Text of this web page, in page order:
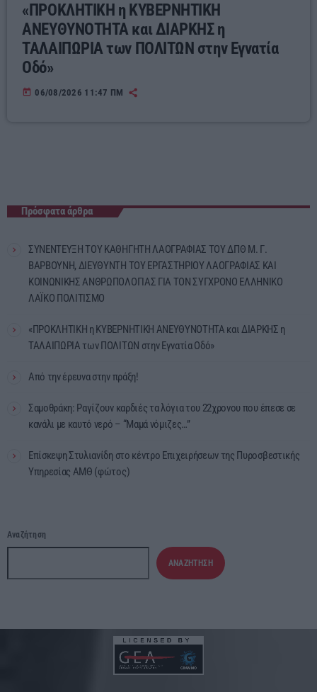
«ΠΡΟΚΛΗΤΙΚΗ η ΚΥΒΕΡΝΗΤΙΚΗ
ΑΝΕΥΘΥΝΟΤΗΤΑ και ΔΙΑΡΚΗΣ η
ΤΑΛΑΙΠΩΡΙΑ των ΠΟΛΙΤΩΝ στην Εγνατία
Οδό»
today 06/08/2026 11:47 ΠΜ
Πρόσφατα άρθρα
ΣΥΝΕΝΤΕΥΞΗ ΤΟΥ ΚΑΘΗΓΗΤΗ ΛΑΟΓΡΑΦΙΑΣ ΤΟΥ ΔΠΘ Μ. Γ.
ΒΑΡΒΟΥΝΗ, ΔΙΕΥΘΥΝΤΗ ΤΟΥ ΕΡΓΑΣΤΗΡΙΟΥ ΛΑΟΓΡΑΦΙΑΣ ΚΑΙ
ΚΟΙΝΩΝΙΚΗΣ ΑΝΘΡΩΠΟΛΟΓΙΑΣ ΓΙΑ ΤΟΝ ΣΥΓΧΡΟΝΟ ΕΛΛΗΝΙΚΟ
ΛΑΪΚΟ ΠΟΛΙΤΙΣΜΟ
«ΠΡΟΚΛΗΤΙΚΗ η ΚΥΒΕΡΝΗΤΙΚΗ ΑΝΕΥΘΥΝΟΤΗΤΑ και ΔΙΑΡΚΗΣ η
ΤΑΛΑΙΠΩΡΙΑ των ΠΟΛΙΤΩΝ στην Εγνατία Οδό»
Από την έρευνα στην πράξη!
Σαμοθράκη: Ραγίζουν καρδιές τα λόγια του 22χρονου που έπεσε σε
κανάλι με καυτό νερό – “Μαμά νόμιζες…”
Επίσκεψη Στυλιανίδη στο κέντρο Επιχειρήσεων της Πυροσβεστικής
Υπηρεσίας ΑΜΘ (φώτος)
Αναζήτηση
ΑΝΑΖΉΤΗΣΗ